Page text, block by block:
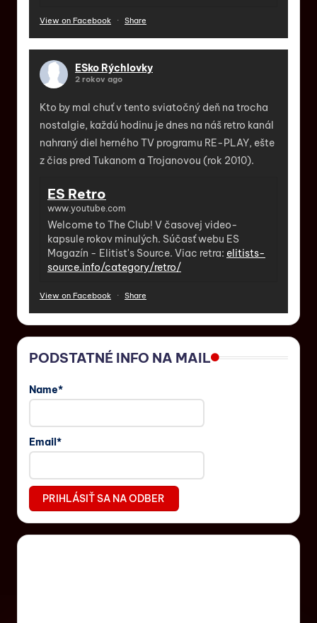
View on Facebook · Share
ESko Rýchlovky
2 rokov ago
Kto by mal chuť v tento sviatočný deň na trocha
nostalgie, každú hodinu je dnes na náš retro kanál
nahraný diel herného TV programu RE-PLAY, ešte
z čias pred Tukanom a Trojanovou (rok 2010).
ES Retro
www.youtube.com
Welcome to The Club! V časovej video-
kapsule rokov minulých. Súčasť webu ES
Magazín - Elitist's Source. Viac retra: elitists-
source.info/category/retro/
View on Facebook · Share
PODSTATNÉ INFO NA MAIL
Name*
Email*